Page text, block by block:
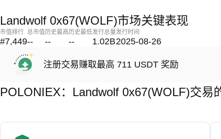
Landwolf 0x67(WOLF)市场关键表现
市值排行
#7,449
总市值
--
历史最高
--
历史最低
--
发行总量
1.02B
发行时间
2025-08-26
注册交易赚取最高 711 USDT 奖励
POLONIEX：Landwolf 0x67(WOLF)交易